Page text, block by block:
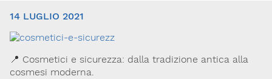
14 LUGLIO 2021
📍 Cosmetici e sicurezza: dalla tradizione antica alla
cosmesi moderna.